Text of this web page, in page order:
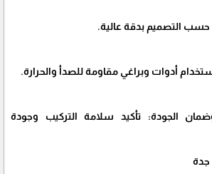
الجودة: تأكيد سلامة التركيب وجودة
جدة